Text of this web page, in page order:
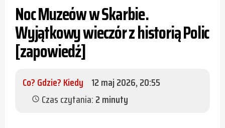
Noc Muzeów w Skarbie.
Wyjątkowy wieczór z historią Polic
[zapowiedź]
Co? Gdzie? Kiedy 12 maj 2026, 20:55
schedule Czas czytania:2 minuty